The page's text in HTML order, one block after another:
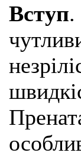
Вступ.